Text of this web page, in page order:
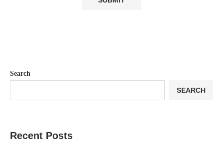
Search
SEARCH
Recent Posts